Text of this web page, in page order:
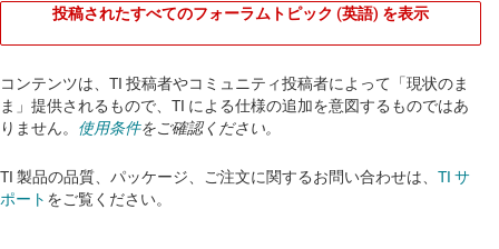
投稿されたすべてのフォーラムトピック (英語) を表示
コンテンツは、TI 投稿者やコミュニティ投稿者によって「現状のま
ま」提供されるもので、TI による仕様の追加を意図するものではあ
りません。 使用条件をご確認ください。
TI 製品の品質、パッケージ、ご注文に関するお問い合わせは、 TI サ
ポート をご覧ください。​​​​​​​​​​​​​​